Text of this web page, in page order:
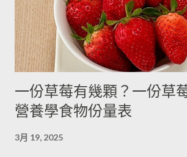
水 5g 15g 200g 可可粉 2g 6g 80g 即溶咖啡
- ------- 170g 引用自 Mami的魔法廚房 ...
一份草莓有幾顆？一份草
營養學食物份量表
3月 19, 2025